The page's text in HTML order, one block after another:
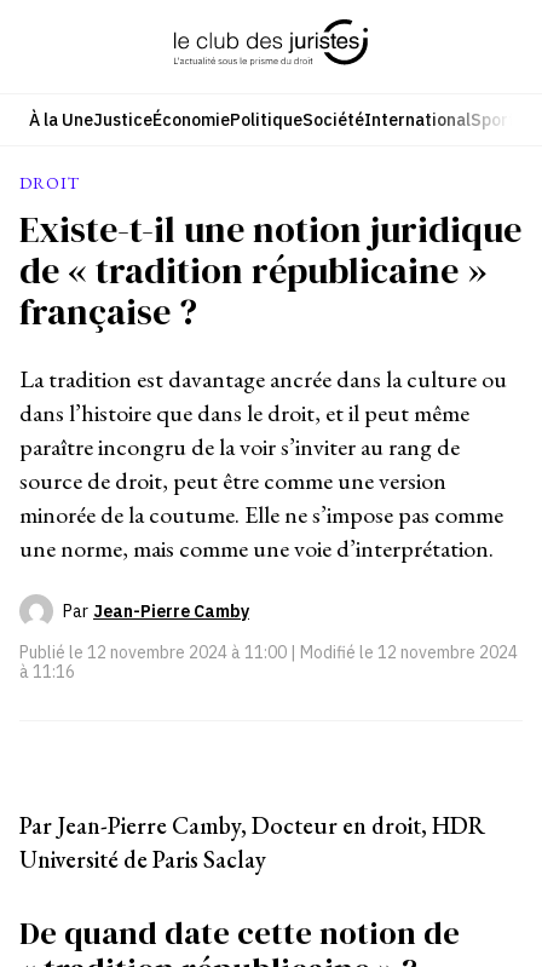
À la UneJusticeÉconomiePolitiqueSociétéInternationalSport
DROIT
Existe-t-il une notion juridique
de « tradition républicaine »
française ?
La tradition est davantage ancrée dans la culture ou
dans l’histoire que dans le droit, et il peut même
paraître incongru de la voir s’inviter au rang de
source de droit, peut être comme une version
minorée de la coutume. Elle ne s’impose pas comme
une norme, mais comme une voie d’interprétation.
Par Jean-Pierre Camby
Publié le 12 novembre 2024 à 11:00 | Modifié le 12 novembre 2024
à 11:16
Par Jean-Pierre Camby, Docteur en droit, HDR
Université de Paris Saclay
De quand date cette notion de